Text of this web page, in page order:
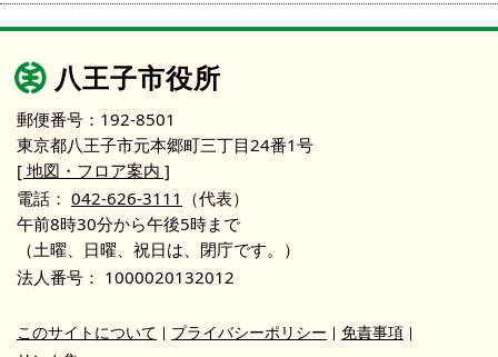
八王子市役所
郵便番号：192-8501
東京都八王子市元本郷町三丁目24番1号
[ 地図・フロア案内 ]
電話： 042-626-3111 （代表）
午前8時30分から午後5時まで
（土曜、日曜、祝日は、閉庁です。）
法人番号： 1000020132012
このサイトについて プライバシーポリシー
免責事項